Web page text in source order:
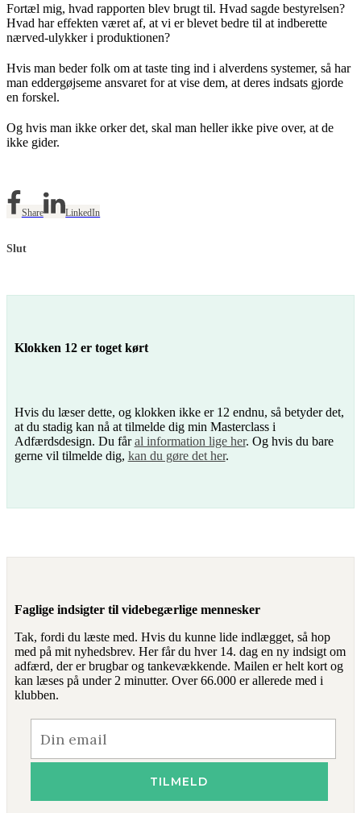
Fortæl mig, hvad rapporten blev brugt til. Hvad sagde bestyrelsen?
Hvad har effekten været af, at vi er blevet bedre til at indberette
nærved-ulykker i produktionen?
Hvis man beder folk om at taste ting ind i alverdens systemer, så har
man eddergøjseme ansvaret for at vise dem, at deres indsats gjorde
en forskel.
Og hvis man ikke orker det, skal man heller ikke pive over, at de
ikke gider.
Share LinkedIn
Slut
Klokken 12 er toget kørt
Hvis du læser dette, og klokken ikke er 12 endnu, så betyder det,
at du stadig kan nå at tilmelde dig min Masterclass i
Adfærdsdesign. Du fåral information lige her. Og hvis du bare
gerne vil tilmelde dig, kan du gøre det her.
Faglige indsigter til videbegærlige mennesker
Tak, fordi du læste med. Hvis du kunne lide indlægget, så hop
med på mit nyhedsbrev. Her får du hver 14. dag en ny indsigt om
adfærd, der er brugbar og tankevækkende. Mailen er helt kort og
kan læses på under 2 minutter. Over 66.000 er allerede med i
klubben.